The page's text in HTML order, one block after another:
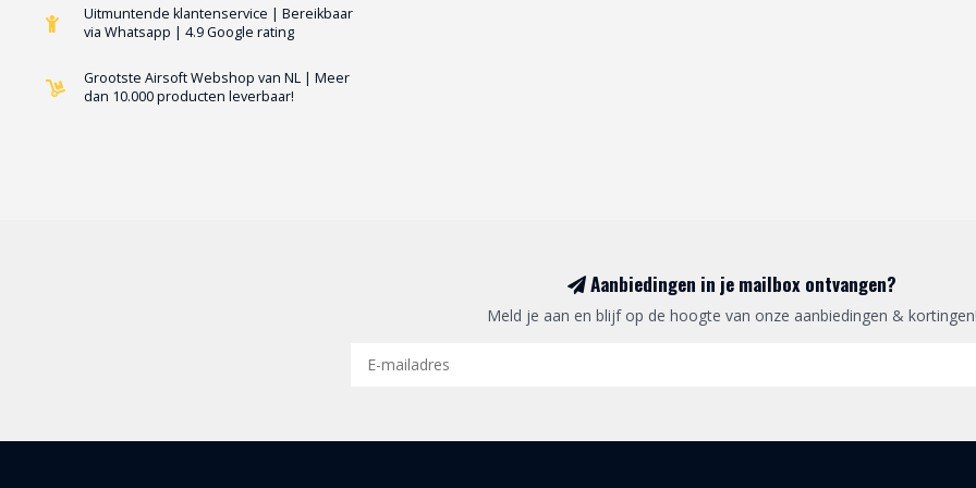
Uitmuntende klantenservice | Bereikbaar
via Whatsapp | 4.9 Google rating
Grootste Airsoft Webshop van NL | Meer
dan 10.000 producten leverbaar!
Aanbiedingen in je mailbox ontvangen?
Meld je aan en blijf op de hoogte van onze aanbiedingen & kortingen!